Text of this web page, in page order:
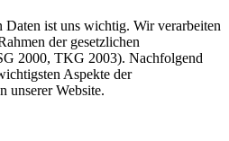
Daten ist uns wichtig. Wir verarbeiten
der gesetzlichen
2000, TKG 2003). Nachfolgend
Aspekte der
unserer Website.